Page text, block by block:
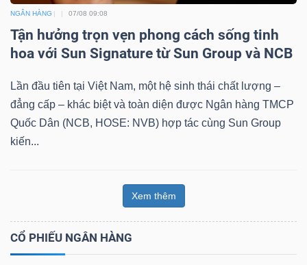
NGÂN HÀNG 07/08 09:08
Tận hưởng trọn vẹn phong cách sống tinh
hoa với Sun Signature từ Sun Group và NCB
Lần đầu tiên tại Việt Nam, một hệ sinh thái chất lượng –
đẳng cấp – khác biệt và toàn diện được Ngân hàng TMCP
Quốc Dân (NCB, HOSE: NVB) hợp tác cùng Sun Group
kiến...
Xem thêm
CỔ PHIẾU NGÂN HÀNG